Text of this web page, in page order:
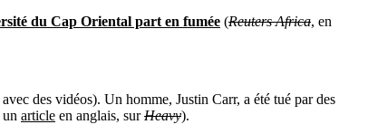
du Cap Oriental part en fumée (Reuters Africa, en
des vidéos). Un homme, Justin Carr, a été tué par des
un article en anglais, surHeavy).